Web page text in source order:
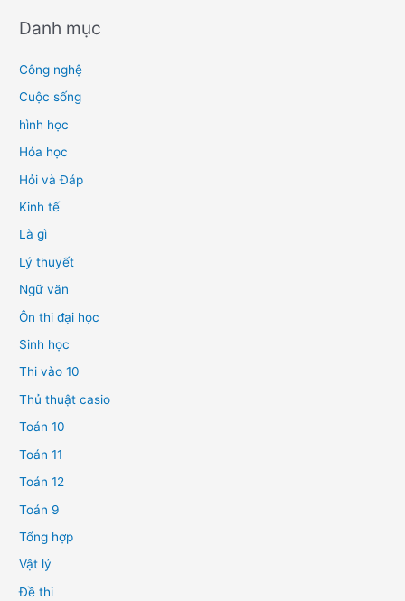
Danh mục
Công nghệ
Cuộc sống
hình học
Hóa học
Hỏi và Đáp
Kinh tế
Là gì
Lý thuyết
Ngữ văn
Ôn thi đại học
Sinh học
Thi vào 10
Thủ thuật casio
Toán 10
Toán 11
Toán 12
Toán 9
Tổng hợp
Vật lý
Đề thi